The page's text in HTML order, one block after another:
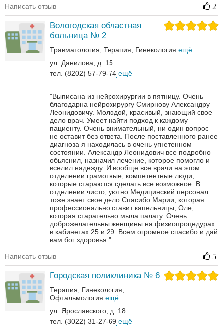
Написать отзыв 2
Вологодская областная
больница № 2
Травматология Терапия Гинекология ещё
ул. Данилова, д. 15
тел. (8202) 57-79-74 ещё
"Выписана из нейрохирургии в пятницу. Очень
благодарна нейрохирургу Смирнову Александру
Леонидовичу. Молодой, красивый, знающий свое
дело врач. Умеет найти подход к каждому
пациенту. Очень внимательный, ни один вопрос
не оставит без ответа. После поставленного ранее
диагноза я находилась в очень угнетенном
состоянии. Александр Леонидович все подробно
обьяснил, назначил лечение, которое помогло и
вселил надежду. И вообще все врачи на этом
отделении грамотные, компетентные люди,
которые стараются сделать все возможное. В
отделении чисто, уютно.Медицинский персонал
тоже знает свое дело.Спасибо Марии, которая
профессионально ставит капельницы, Оле,
которая старательно мыла палату. Очень
доброжелательны женщины на физиопроцедурах
в кабинетах 25 и 29. Всем огромное спасибо и дай
вам бог здоровья."
Написать отзыв 5
Городская поликлиника № 6
Терапия
Гинекология
Офтальмология ещё
ул. Ярославского, д. 18
тел. (3022) 31-27-69 ещё